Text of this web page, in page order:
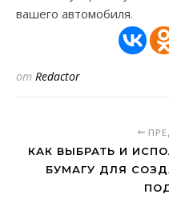
вашего автомобиля.
от Redactor
КАК ВЫБРАТЬ И
БУМАГУ ДЛЯ